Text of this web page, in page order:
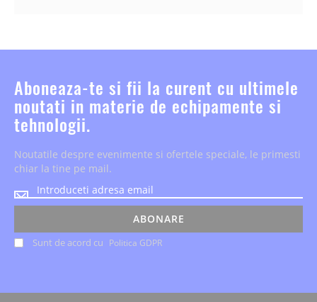
Aboneaza-te si fii la curent cu ultimele
noutati in materie de echipamente si
tehnologii.
Noutatile despre evenimente si ofertele speciale, le primesti
chiar la tine pe mail.
Noutatile
despre
si
oferteleSunt de acord cu Politica GDPR
ABONARE